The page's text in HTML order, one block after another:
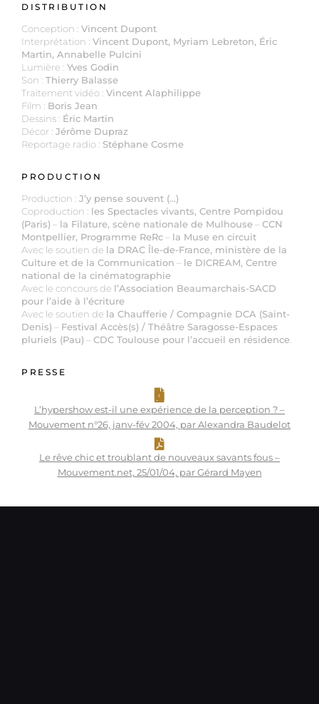
DISTRIBUTION
Conception : Vincent Dupont
Interprétation : Vincent Dupont, Myriam Lebreton, Éric
Martin, Annabelle Pulcini
Lumière : Yves Godin
Son : Thierry Balasse
Traitement vidéo : Vincent Alaphilippe
Film : Boris Jean
Dessins : Éric Martin
Décor : Jérôme Dupraz
Reportage radio : Stéphane Cosme
PRODUCTION
Production : J’y pense souvent (...)
Coproduction : les Spectacles vivants, Centre Pompidou
(Paris) – la Filature, scène nationale de Mulhouse – CCN
Montpellier, Programme ReRc – la Muse en circuit
Avec le soutien de la DRAC Île-de-France, ministère de la
Culture et de la Communication – le DICREAM, Centre
national de la cinématographie
Avec le concours de l’Association Beaumarchais-SACD
pour l’aide à l’écriture
Avec le soutien de la Chaufferie / Compagnie DCA (Saint-
Denis) – Festival Accès(s) / Théâtre Saragosse-Espaces
pluriels (Pau) – CDC Toulouse pour l’accueil en résidence.
PRESSE
L’hypershow est-il une expérience de la perception ? –
Mouvement n°26, janv-fév 2004, par Alexandra Baudelot
Le rêve chic et troublant de nouveaux savants fous –
Mouvement.net, 25/01/04, par Gérard Mayen